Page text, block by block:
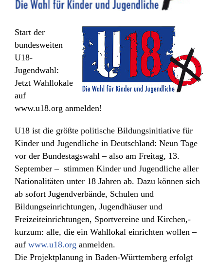
Start der
bundesweiten
U18-
Jugendwahl:
Jetzt Wahllokale
auf
www.u18.org anmelden!
U18 ist die größte politische Bildungsinitiative für
Kinder und Jugendliche in Deutschland: Neun Tage
vor der Bundestagswahl – also am Freitag, 13.
September – stimmen Kinder und Jugendliche aller
Nationalitäten unter 18 Jahren ab. Dazu können sich
ab sofort Jugendverbände, Schulen und
Bildungseinrichtungen, Jugendhäuser und
Freizeiteinrichtungen, Sportvereine und Kirchen,-
kurzum: alle, die ein Wahllokal einrichten wollen –
auf www.u18.org anmelden.
Die Projektplanung in Baden-Württemberg erfolgt